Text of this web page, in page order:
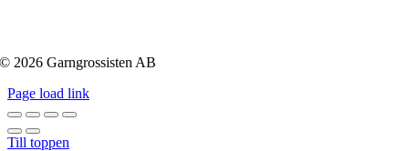
© 2026 Garngrossisten AB
Page load link
Till toppen